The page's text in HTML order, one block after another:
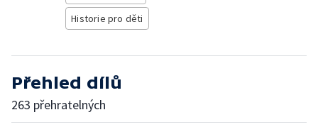
Historie pro děti
Přehled dílů
263 přehratelných